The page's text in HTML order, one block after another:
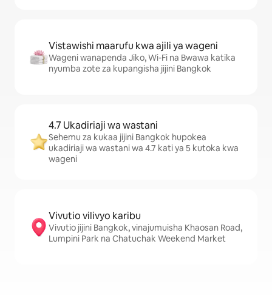
Vistawishi maarufu kwa ajili ya wageni
Wageni wanapenda Jiko, Wi-Fi na Bwawa katika
nyumba zote za kupangisha jijini Bangkok
4.7 Ukadiriaji wa wastani
Sehemu za kukaa jijini Bangkok hupokea
ukadiriaji wa wastani wa 4.7 kati ya 5 kutoka kwa
wageni
Vivutio vilivyo karibu
Vivutio jijini Bangkok, vinajumuisha Khaosan Road,
Lumpini Park na Chatuchak Weekend Market